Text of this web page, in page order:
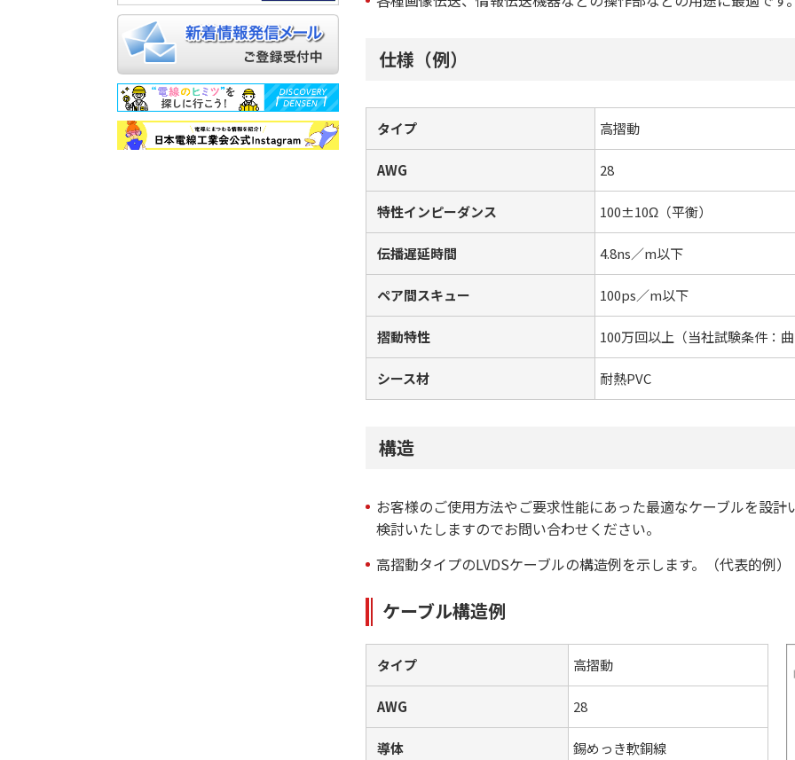
仕様（例）
タイプ 高摺動
AWG 28
特性インピーダンス 100±10Ω（平衡）
伝播遅延時間 4.8ns／m以下
ペア間スキュー 100ps／m以下
摺動特性 100万回以上（当社試験条件：
シース材 耐熱PVC
構造
お客様のご使用方法やご要求性能にあった最適なケーブルを設計
検討いたしますのでお問い合わせください。
高摺動タイプのLVDSケーブルの構造例を示します。（代表的例）
ケーブル構造例
タイプ 高摺動
AWG 28
導体 錫めっき軟銅線